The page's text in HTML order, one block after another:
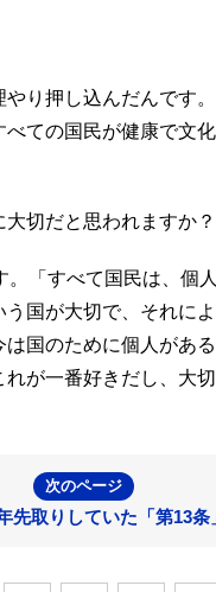
り押し込んだんです
ての国民が健康で文
切だと思われますか？
「すべて国民は、個
国が大切で、それに
国のために個人があ
が一番好きだし、大
次のページ
先取りしていた「第13条